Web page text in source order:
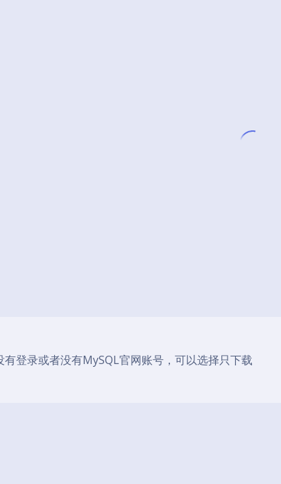
有登录或者没有MySQL官网账号，可以选择只下载